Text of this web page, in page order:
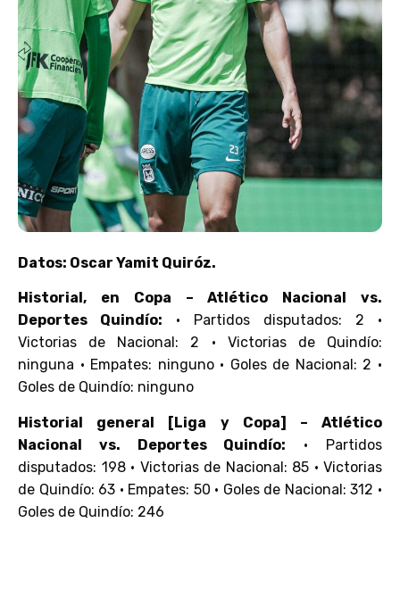
Datos: Oscar Yamit Quiróz.
Historial, en Copa – Atlético Nacional vs.
Deportes Quindío: • Partidos disputados: 2 •
Victorias de Nacional: 2 • Victorias de Quindío:
ninguna • Empates: ninguno • Goles de Nacional: 2 •
Goles de Quindío: ninguno
Historial general [Liga y Copa] – Atlético
Nacional vs. Deportes Quindío: • Partidos
disputados: 198 • Victorias de Nacional: 85 • Victorias
de Quindío: 63 • Empates: 50 • Goles de Nacional: 312 •
Goles de Quindío: 246